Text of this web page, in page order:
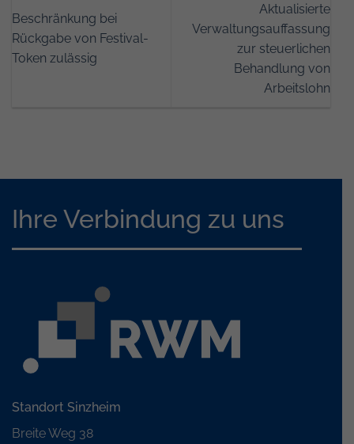
Beschränkung bei
Rückgabe von Festival-
Token zulässig
Aktualisierte
Verwaltungsauffassung
zur steuerlichen
Behandlung von
Arbeitslohn
Ihre Verbindung zu uns
Standort Sinzheim
Breite Weg 38